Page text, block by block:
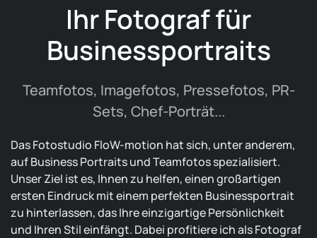
Ihr Fotograf für
Businessportraits
Teamfotos, Imagefotos, Pressefotos, PR-
Sets, Chef-Porträt...
Das Fotostudio FloW-motion hat sich, unter anderem,
auf Business Portraits und Teamfotos spezialisiert.
Unser Ziel ist es, Ihnen zu helfen, einen großartigen
ersten Eindruck mit einem perfekten Businessportrait
zu hinterlassen, das Ihre einzigartige Persönlichkeit
und Ihren Stil einfängt. Dabei profitiere ich als Fotograf